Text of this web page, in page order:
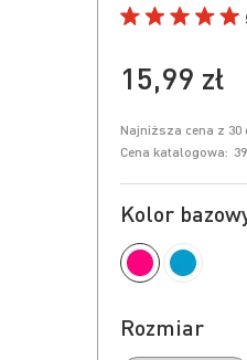
Kolor
Rozmiar
15,99 zł
Najniższa cena z
Cena katalogowa: